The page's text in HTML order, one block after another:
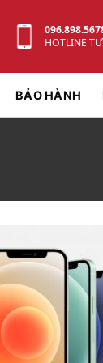
HOTLINE
BẢO HÀNH